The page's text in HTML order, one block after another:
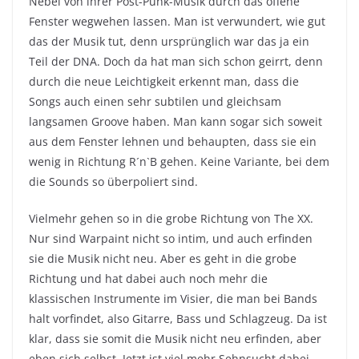
Fenster wegwehen lassen. Man ist verwundert, wie gut
das der Musik tut, denn ursprünglich war das ja ein
Teil der DNA. Doch da hat man sich schon geirrt, denn
durch die neue Leichtigkeit erkennt man, dass die
Songs auch einen sehr subtilen und gleichsam
langsamen Groove haben. Man kann sogar sich soweit
aus dem Fenster lehnen und behaupten, dass sie ein
wenig in Richtung R´n`B gehen. Keine Variante, bei dem
die Sounds so überpoliert sind.
Vielmehr gehen so in die grobe Richtung von The XX.
Nur sind Warpaint nicht so intim, und auch erfinden
sie die Musik nicht neu. Aber es geht in die grobe
Richtung und hat dabei auch noch mehr die
klassischen Instrumente im Visier, die man bei Bands
halt vorfindet, also Gitarre, Bass und Schlagzeug. Da ist
klar, dass sie somit die Musik nicht neu erfinden, aber